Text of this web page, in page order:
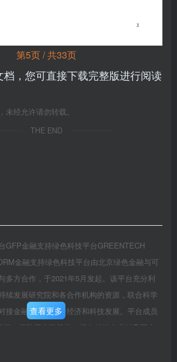
第5页 / 共33页
，您可直接下载完整版进行阅读
经允许请勿转载。
THE END
GFP金融支持绿色科技平台GREENTECH
金融支持绿色科技平台由北京绿色金融与可
多方合作，于2021年5月发起。该平台充分利
续发展研究院和各合作机构的资源，联合科学
接金融资源，支持经济和科技发展。平台成员
行、保险等金融机构，绿色科技企业以及国内
查看更多